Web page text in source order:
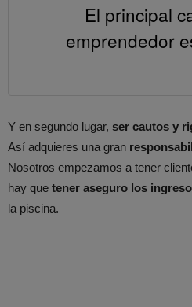
El principal
emprendedor
Y en segundo lugar, ser cautos y
Así adquieres una gran
Nosotros empezamos a tener
hay que tener aseguro los
la piscina.